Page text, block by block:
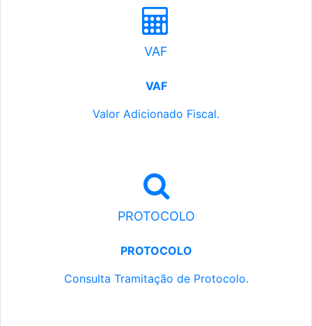
VAF
VAF
Valor Adicionado Fiscal.
PROTOCOLO
PROTOCOLO
Consulta Tramitação de Protocolo.